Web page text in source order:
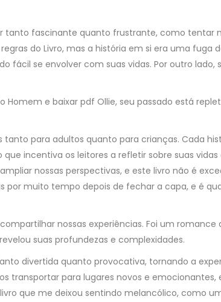
tanto fascinante quanto frustrante, como
do Livro, mas a história em si era uma fuga
se envolver com suas vidas. Por outro lado,
e baixar pdf Ollie, seu passado está
para adultos quanto para crianças. Cada
incentiva os leitores a refletir sobre suas
nossas perspectivas, e este livro não é
muito tempo depois de fechar a capa, e é
nossas experiências. Foi um romance
suas profundezas e complexidades.
divertida quanto provocativa, tornando a
para lugares novos e emocionantes,
que me deixou sentindo melancólico, como